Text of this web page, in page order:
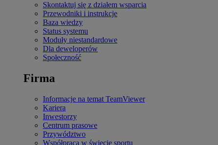
Skontaktuj się z działem wsparcia
Przewodniki i instrukcje
Baza wiedzy
Status systemu
Moduły niestandardowe
Dla deweloperów
Społeczność
Firma
Informacje na temat TeamViewer
Kariera
Inwestorzy
Centrum prasowe
Przywództwo
Współpraca w świecie sportu